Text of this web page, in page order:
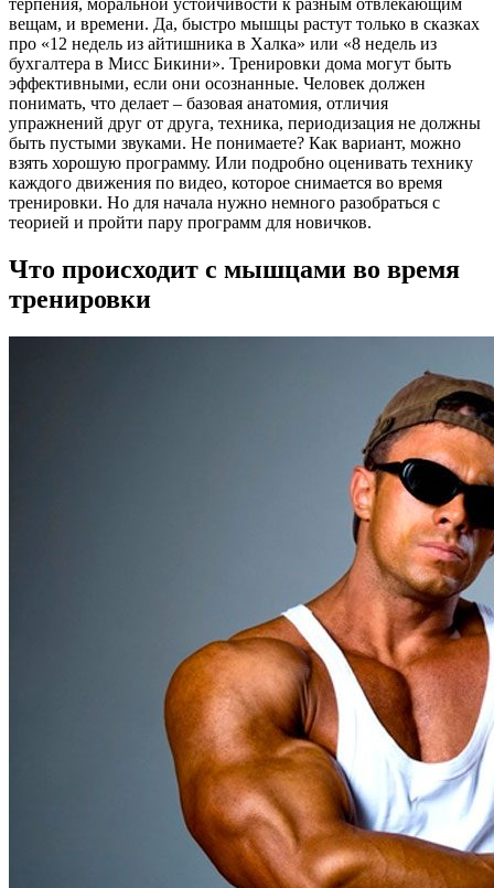
терпения, моральной устойчивости к разным отвлекающим
вещам, и времени. Да, быстро мышцы растут только в сказках
про «12 недель из айтишника в Халка» или «8 недель из
бухгалтера в Мисс Бикини». Тренировки дома могут быть
эффективными, если они осознанные. Человек должен
понимать, что делает – базовая анатомия, отличия
упражнений друг от друга, техника, периодизация не должны
быть пустыми звуками. Не понимаете? Как вариант, можно
взять хорошую программу. Или подробно оценивать технику
каждого движения по видео, которое снимается во время
тренировки. Но для начала нужно немного разобраться с
теорией и пройти пару программ для новичков.
Что происходит с мышцами во время
тренировки